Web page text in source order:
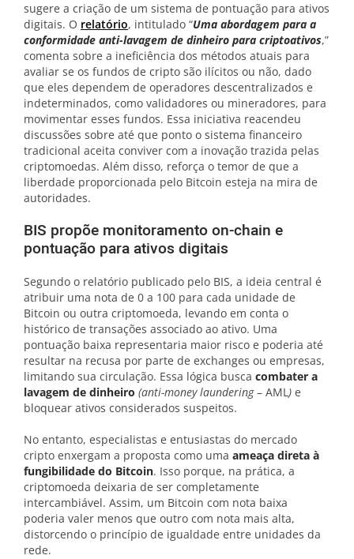
sugere a criação de um sistema de pontuação para ativos
digitais. O relatório, intitulado “Uma abordagem para a
conformidade anti-lavagem de dinheiro para criptoativos,”
comenta sobre a ineficiência dos métodos atuais para
avaliar se os fundos de cripto são ilícitos ou não, dado
que eles dependem de operadores descentralizados e
indeterminados, como validadores ou mineradores, para
movimentar esses fundos. Essa iniciativa reacendeu
discussões sobre até que ponto o sistema financeiro
tradicional aceita conviver com a inovação trazida pelas
criptomoedas. Além disso, reforça o temor de que a
liberdade proporcionada pelo Bitcoin esteja na mira de
autoridades.
BIS propõe monitoramento on-chain e
pontuação para ativos digitais
Segundo o relatório publicado pelo BIS, a ideia central é
atribuir uma nota de 0 a 100 para cada unidade de
Bitcoin ou outra criptomoeda, levando em conta o
histórico de transações associado ao ativo. Uma
pontuação baixa representaria maior risco e poderia até
resultar na recusa por parte de exchanges ou empresas,
limitando sua circulação. Essa lógica busca combater a
lavagem de dinheiro (anti-money laundering– AML) e
bloquear ativos considerados suspeitos.
No entanto, especialistas e entusiastas do mercado
cripto enxergam a proposta como uma ameaça direta à
fungibilidade do Bitcoin. Isso porque, na prática, a
criptomoeda deixaria de ser completamente
intercambiável. Assim, um Bitcoin com nota baixa
poderia valer menos que outro com nota mais alta,
distorcendo o princípio de igualdade entre unidades da
rede.